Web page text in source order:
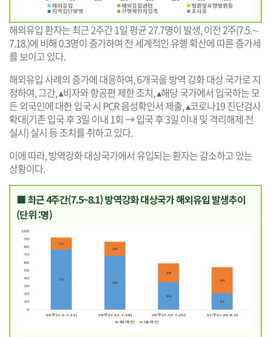
해외유입 환자는 최근 2주간 1일 평균 27.7명이 발생, 이전 2주(7.5.∼
7.18.)에 비해 0.3명이 증가하여 전 세계적인 유행 확산에 따른 증가세
를 보이고 있다.
해외유입 사례의 증가에 대응하여, 6개국을 방역 강화 대상 국가로 지
정하여, 그간, ▴비자와 항공편 제한 조치, ▴해당 국가에서 입국하는 모
든 외국인에 대한 입국 시 PCR 음성확인서 제출, ▴코로나19 진단검사
확대(기존 입국 후 3일 이내 1회 → 입국 후 3일 이내 및 격리해제 전
실시) 실시 등 조치를 취하고 있다.
이에 따라, 방역강화 대상국가에서 유입되는 환자는 감소하고 있는
상황이다.
■ 최근 4주간(7.5~8.1) 방역강화 대상국가 해외유입 발생추이
(단위 :명)